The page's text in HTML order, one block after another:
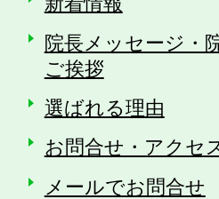
院長メッセージ・
ご挨拶
選ばれる理由
お問合せ・アクセ
メールでお問合せ